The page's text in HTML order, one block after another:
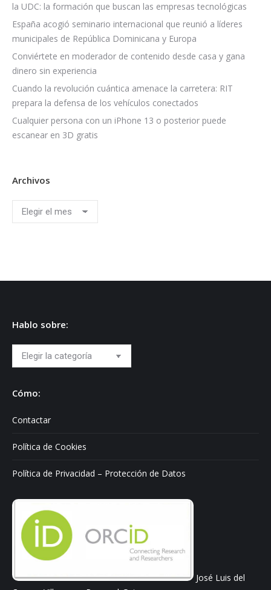
la UDC: la formación que buscan las empresas tecnológicas
España acogió seminario internacional que reunió a líderes
municipales de República Dominicana y Europa
Conviértete en moderador de contenido desde casa y gana
dinero sin experiencia
Cuando la revolución cuántica amenace la carretera: RIT
prepara la defensa de los vehículos conectados
Cualquier persona con un iPhone 13 o posterior puede
escanear en 3D gratis
Archivos
Archivos
Hablo sobre:
Hablo
sobre:
Cómo:
Contactar
Política de Cookies
Política de Privacidad – Protección de Datos
José Luis del